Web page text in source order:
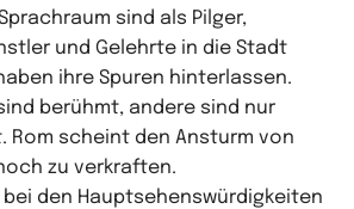
sind als Pilger,
und Gelehrte in die Stadt
ihre Spuren hinterlassen.
berühmt, andere sind nur
Rom scheint den Ansturm von
zu verkraften.
den Hauptsehenswürdigkeiten